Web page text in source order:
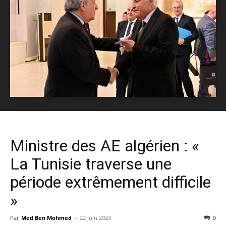
Ministre des AE algérien : «
La Tunisie traverse une
période extrêmement difficile
»
Par Med Ben Mohmed - 22 juin 2023 0